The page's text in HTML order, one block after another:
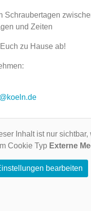
Schraubertagen
und Zeiten
zu Hause ab!
Inhalt ist nur
Cookie Typ Externe
bearbeiten